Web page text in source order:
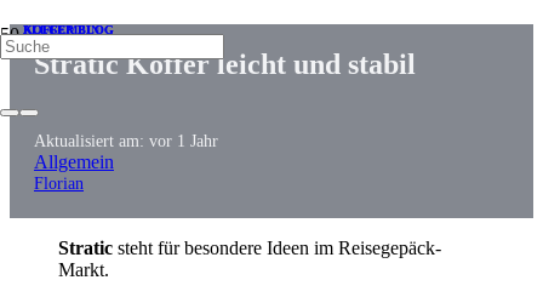
Stratic Koffer leicht und stabil
Aktualisiert am: vor 1 Jahr
Allgemein
Florian
Stratic steht für besondere Ideen im Reisegepäck-
Markt.
ALLGEMEIN
KOFFER BLOG
KOFFER BLOG